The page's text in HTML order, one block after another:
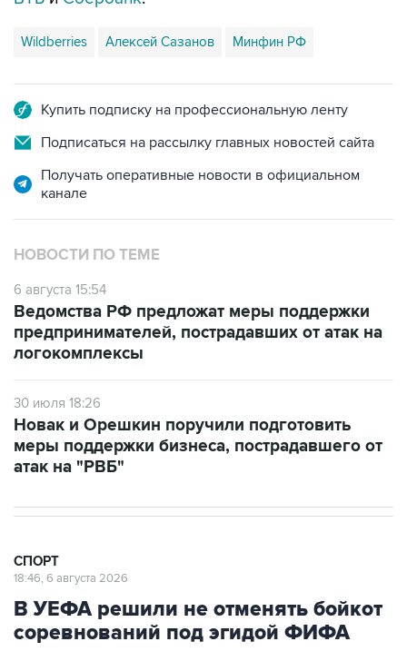
Wildberries Алексей Сазанов Минфин РФ
Купить подписку на профессиональную ленту
Подписаться на рассылку главных новостей сайта
Получать оперативные новости в официальном
канале
НОВОСТИ ПО ТЕМЕ
6 августа 15:54
Ведомства РФ предложат меры поддержки
предпринимателей, пострадавших от атак на
логокомплексы
30 июля 18:26
Новак и Орешкин поручили подготовить
меры поддержки бизнеса, пострадавшего от
атак на "РВБ"
СПОРТ
18:46, 6 августа 2026
В УЕФА решили не отменять бойкот
соревнований под эгидой ФИФА